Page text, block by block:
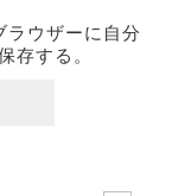
ラウザーに自分
存する。